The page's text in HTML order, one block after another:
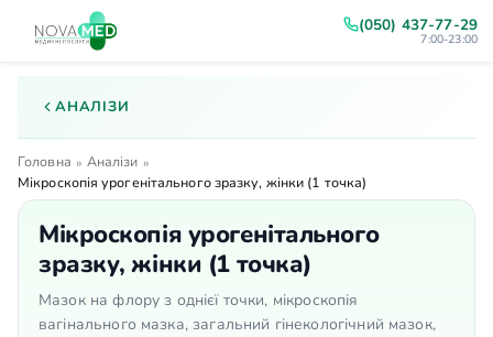
(050) 437-77-29
7:00-23:00
АНАЛІЗИ
Головна » Аналізи »
Мікроскопія урогенітального зразку, жінки (1 точка)
Мікроскопія урогенітального
зразку, жінки (1 точка)
Мазок на флору з однієї точки, мікроскопія
вагінального мазка, загальний гінекологічний мазок,